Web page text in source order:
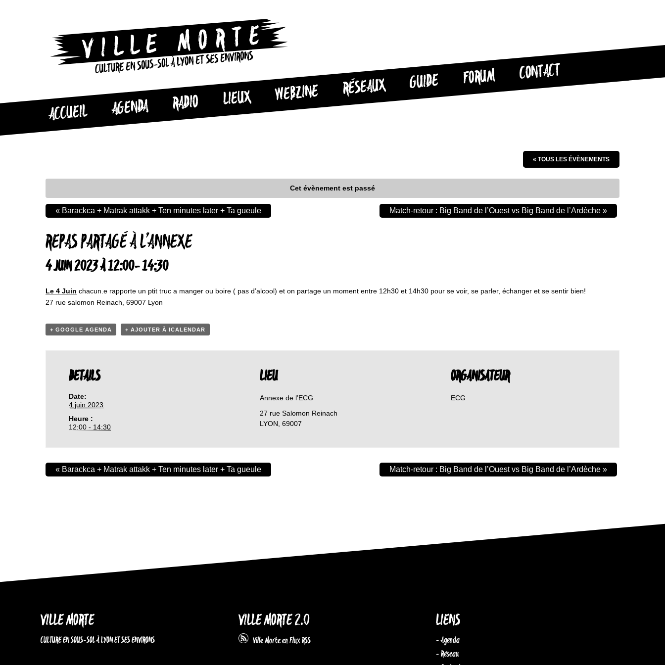
CULTURE EN SOUS-SOL À LYON ET SES ENVIRONS
ACCUEIL AGENDA RADIO LIEUX WEBZINE RÉSEAUX GUIDE FORUM CONTACT
« TOUS LES ÉVÈNEMENTS
Cet évènement est passé
REPAS PARTAGÉ À L’ANNEXE
4 JUIN 2023 À 12:00-14:30
« Barackca + Matrak attakk + Ten minutes later + Ta gueule Match-retour : Big Band de l’Ouest vs Big Band de l’Ardèche »
Le 4 Juin chacun.e rapporte un ptit truc a manger ou boire ( pas d’alcool) et on partage un moment entre 12h30 et 14h30 pour se voir, se parler, échanger et se sentir bien!
27 rue salomon Reinach, 69007 Lyon
+ GOOGLE AGENDA + AJOUTER À ICALENDAR
DETAILS
Date:
4 juin 2023
Heure :
12:00 - 14:30
LIEU
Annexe de l’ECG
27 rue Salomon Reinach
LYON 69007
ORGANISATEUR
ECG
« Barackca + Matrak attakk + Ten minutes later + Ta gueule Match-retour : Big Band de l’Ouest vs Big Band de l’Ardèche »
VILLE MORTE
CULTURE EN SOUS-SOL À LYON ET SES ENVIRONS
VILLE MORTE 2.0
Ville Morte en Flux RSS
LIENS
- Agenda
- Réseau